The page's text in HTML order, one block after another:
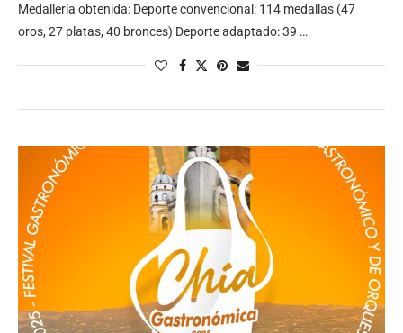
Medallería obtenida: Deporte convencional: 114 medallas (47
oros, 27 platas, 40 bronces) Deporte adaptado: 39 …